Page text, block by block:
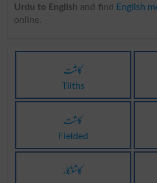
Urdu to English and find
online.
کاشت
Tilths
کاشت
Fielded
کاشتکار